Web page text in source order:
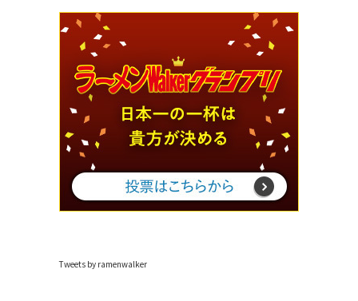
Tweets by ramenwalker